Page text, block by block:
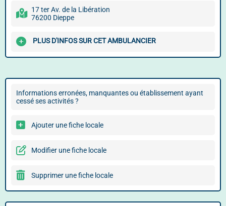
17 ter Av. de la Libération
76200 Dieppe
PLUS D'INFOS SUR CET AMBULANCIER
Informations erronées, manquantes ou établissement ayant
cessé ses activités ?
Ajouter une fiche locale
Modifier une fiche locale
Supprimer une fiche locale